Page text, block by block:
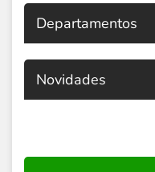
Departamentos
Novidades